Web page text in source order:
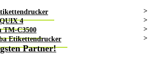
4
TM-C3500
Etikettendrucker
Partner!